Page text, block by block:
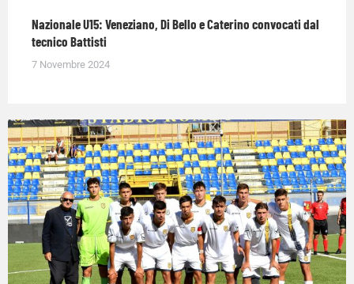
Nazionale U15: Veneziano, Di Bello e Caterino convocati dal
tecnico Battisti
7 Novembre 2024